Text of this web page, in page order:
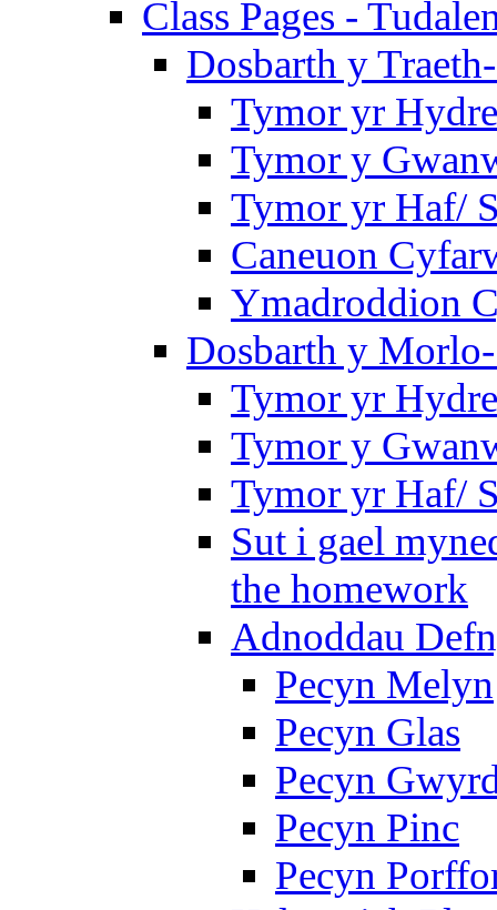
Class Pages -
Dosbarth y
Tymor yr
Tymor y
Tymor yr Haf/
Caneuon
Ymadroddion
Dosbarth y
Tymor yr
Tymor y
Tymor yr Haf/
Sut i gael
the homework
Adnoddau
Pecyn Melyn
Pecyn Glas
Pecyn
Pecyn Pinc
Pecyn